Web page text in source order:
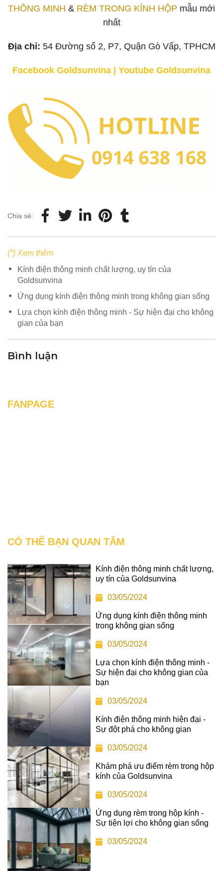
THÔNG MINH & RÈM TRONG KÍNH HỘP mẫu mới
nhất
Địa chỉ: 54 Đường số 2, P7, Quận Gò Vấp, TPHCM
Facebook Goldsunvina | Youtube Goldsunvina
Chia sẻ:
(*) Xem thêm
Kính điện thông minh chất lượng, uy tín của
Goldsunvina
Ứng dụng kính điện thông minh trong không gian sống
Lựa chọn kính điện thông minh - Sự hiện đại cho không
gian của bạn
Bình luận
FANPAGE
CÓ THỂ BẠN QUAN TÂM
Kính điện thông minh chất lượng,
uy tín của Goldsunvina
03/05/2024
Ứng dụng kính điện thông minh
trong không gian sống
03/05/2024
Lựa chọn kính điện thông minh -
Sự hiện đại cho không gian của
bạn
03/05/2024
Kính điện thông minh hiện đại -
Sự đột phá cho không gian
03/05/2024
Khám phá ưu điểm rèm trong hộp
kính của Goldsunvina
03/05/2024
Ứng dụng rèm trong hộp kính -
Sự tiện lợi cho không gian sống
03/05/2024